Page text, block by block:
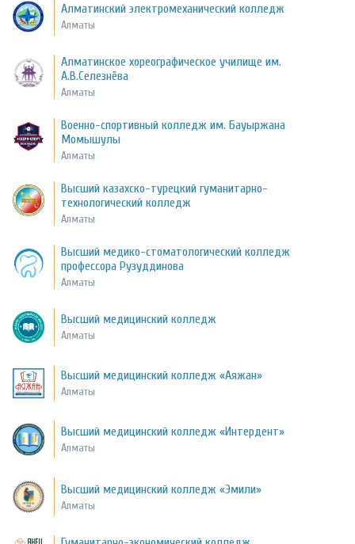
Алматинский электромеханический колледж
Алматы
Алматинское хореографическое училище им.
А.В.Селезнёва
Алматы
Военно-спортивный колледж им. Бауыржана
Момышулы
Алматы
Высший казахско-турецкий гуманитарно-
технологический колледж
Алматы
Высший медико-стоматологический колледж
профессора Рузуддинова
Алматы
Высший медицинский колледж
Алматы
Высший медицинский колледж «Аяжан»
Алматы
Высший медицинский колледж «Интердент»
Алматы
Высший медицинский колледж «Эмили»
Алматы